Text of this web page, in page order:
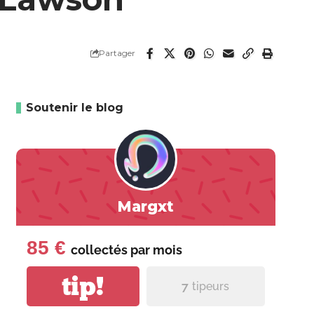
Partager
Soutenir le blog
Margxt
85 € collectés par mois
tip! 7 tipeurs